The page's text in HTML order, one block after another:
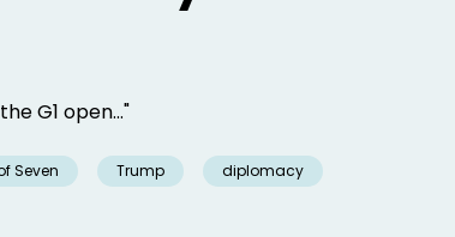
G1 open..."
Seven Trump diplomacy